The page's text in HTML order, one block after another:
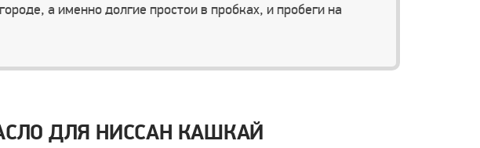
а именно долгие простои в пробках, и пробеги на
ДЛЯ НИССАН КАШКАЙ